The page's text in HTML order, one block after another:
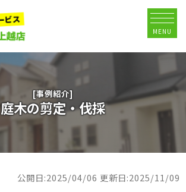
MENU
[事例紹介]
庭木の剪定・伐採
公開日:2025/04/06 更新日:2025/11/09